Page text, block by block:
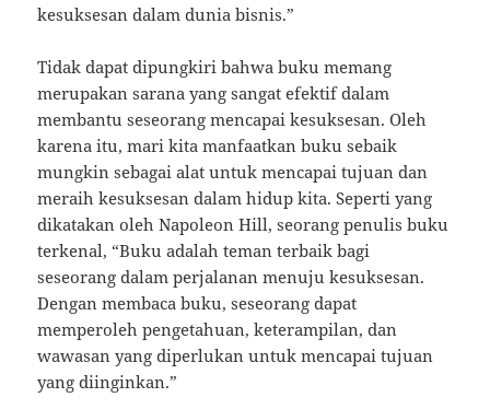
kesuksesan dalam dunia bisnis.”
Tidak dapat dipungkiri bahwa buku memang
merupakan sarana yang sangat efektif dalam
membantu seseorang mencapai kesuksesan. Oleh
karena itu, mari kita manfaatkan buku sebaik
mungkin sebagai alat untuk mencapai tujuan dan
meraih kesuksesan dalam hidup kita. Seperti yang
dikatakan oleh Napoleon Hill, seorang penulis buku
terkenal, “Buku adalah teman terbaik bagi
seseorang dalam perjalanan menuju kesuksesan.
Dengan membaca buku, seseorang dapat
memperoleh pengetahuan, keterampilan, dan
wawasan yang diperlukan untuk mencapai tujuan
yang diinginkan.”